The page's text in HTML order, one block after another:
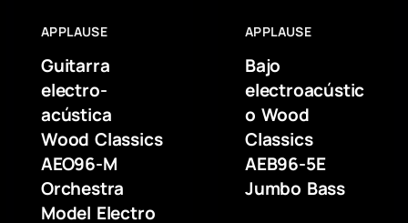
APPLAUSE
Guitarra
electro-
acústica
Wood Classics
AEO96-M
Orchestra
Model Electro
APPLAUSE
Bajo
electroacústic
o Wood
Classics
AEB96-5E
Jumbo Bass